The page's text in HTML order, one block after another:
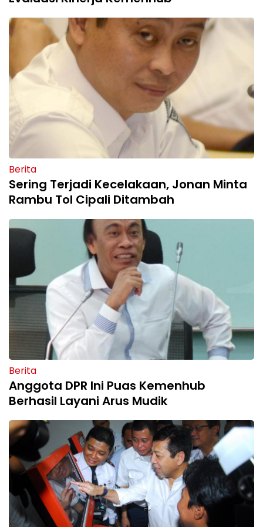
Berita
Sering Terjadi Kecelakaan, Jonan Minta
Rambu Tol Cipali Ditambah
Berita
Anggota DPR Ini Puas Kemenhub
Berhasil Layani Arus Mudik